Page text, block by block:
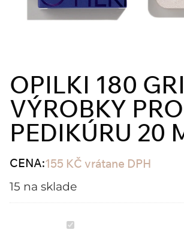
OPILKI 180
VÝROBKY PRO
PEDIKÚRU 20
CENA:155 KČ vrátane DPH
15 na sklade
OPilki
180